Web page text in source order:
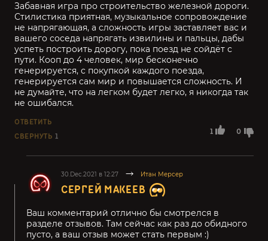
1 0
Забавная игра про строительство железной дороги.
Стилистика приятная, музыкальное сопровождение
не напрягающая, а сложность игры заставляет вас и
вашего соседа напрягать извилины и пальцы, дабы
успеть построить дорогу, пока поезд не сойдёт с
пути. Кооп до 4 человек, мир бесконечно
генерируется, с покупкой каждого поезда,
генерируется сам мир и повышается сложность. И
не думайте, что на легком будет легко, я никогда так
не ошибался.
ОТВЕТИТЬ
СВЕРНУТЬ 1
30.Dec.2021 в 12:27 Итан Мерсер
СЕРГЕЙ МАКЕЕВ
Ваш комментарий отлично бы смотрелся в
разделе отзывов. Там сейчас как раз до обидного
пусто, а ваш отзыв может стать первым :)